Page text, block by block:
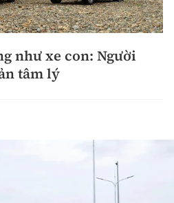
như xe con: Người
tâm lý